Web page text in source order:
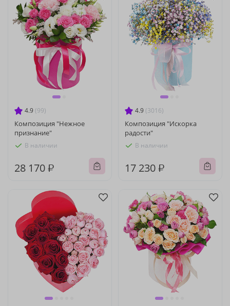
4.9 (99)
Композиция "Нежное
признание"
В наличии
28 170 ₽
4.9 (3016)
Композиция "Искорка
радости"
В наличии
17 230 ₽